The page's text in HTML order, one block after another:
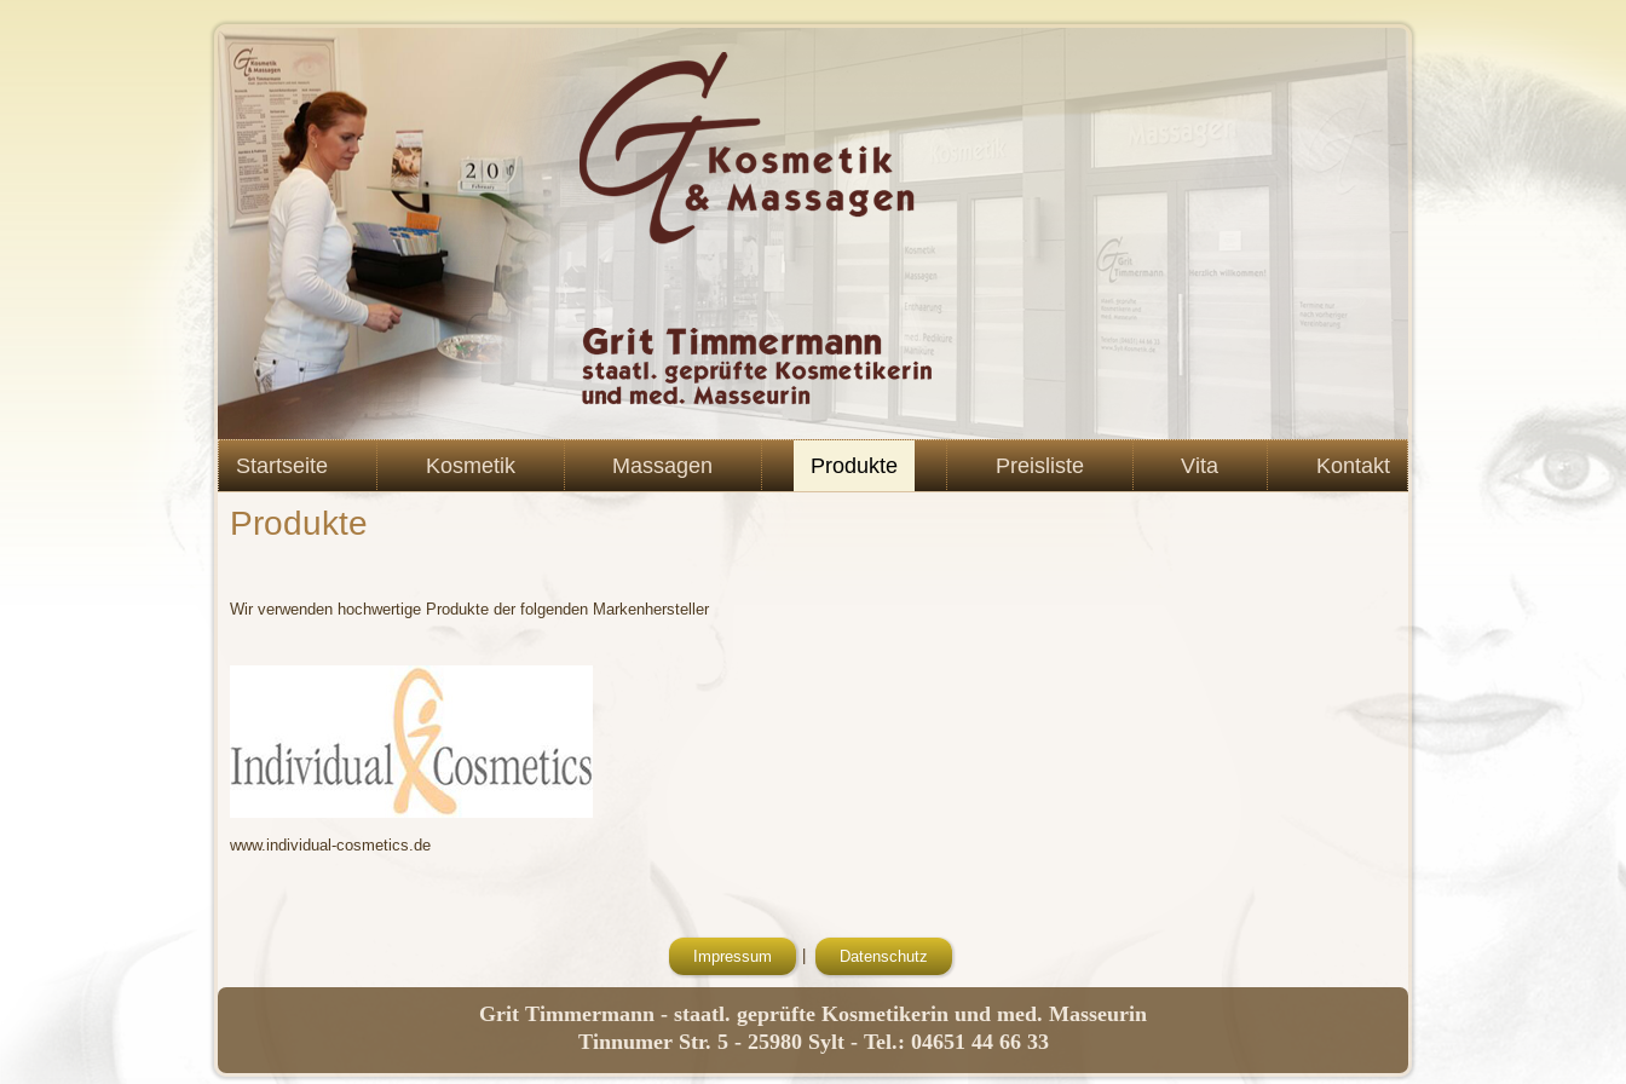
Startseite Kosmetik Massagen Produkte Preisliste Vita Kontakt
Produkte
Wir verwenden hochwertige Produkte der folgenden Markenhersteller
www.individual-cosmetics.de
Impressum Datenschutz
Grit Timmermann - staatl. geprüfte Kosmetikerin und med. Masseurin
Tinnumer Str. 5 - 25980 Sylt - Tel.: 04651 44 66 33